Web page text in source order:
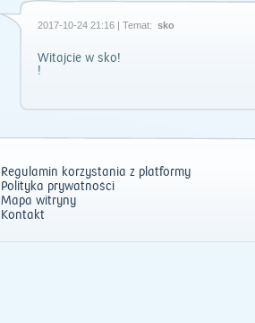
2017-10-24 21:16 | Temat: sko
Witajcie w sko!
!
Regulamin korzystania z platformy
Polityka prywatności
Mapa witryny
Kontakt